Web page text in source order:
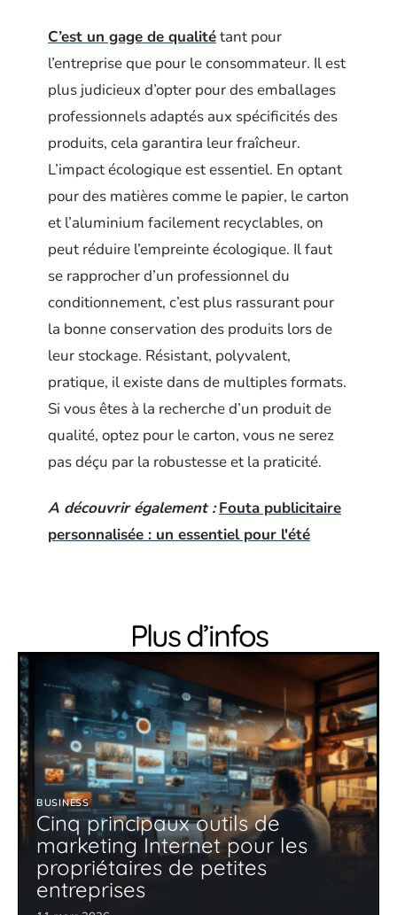
C’est un gage de qualitétant pour
l’entreprise que pour le consommateur. Il est
plus judicieux d’opter pour des emballages
professionnels adaptés aux spécificités des
produits, cela garantira leur fraîcheur.
L’impact écologique est essentiel. En optant
pour des matières comme le papier, le carton
et l’aluminium facilement recyclables, on
peut réduire l’empreinte écologique. Il faut
se rapprocher d’un professionnel du
conditionnement, c’est plus rassurant pour
la bonne conservation des produits lors de
leur stockage. Résistant, polyvalent,
pratique, il existe dans de multiples formats.
Si vous êtes à la recherche d’un produit de
qualité, optez pour le carton, vous ne serez
pas déçu par la robustesse et la praticité.
A découvrir également : Fouta publicitaire
personnalisée : un essentiel pour l'été
Plus d’infos
BUSINESS
Cinq principaux outils de
marketing Internet pour les
propriétaires de petites
entreprises